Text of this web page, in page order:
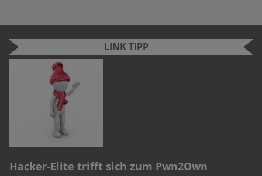
LINK TIPP
Hacker-Elite trifft sich zum Pwn2Own